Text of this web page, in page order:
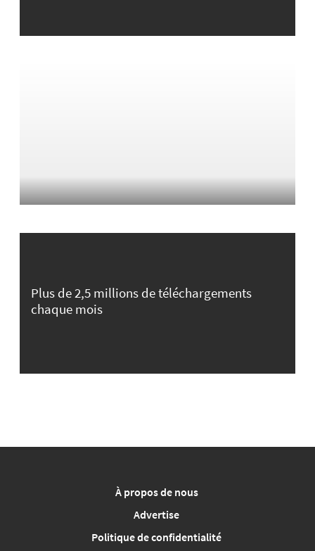
Plus de 2,5 millions de téléchargements
chaque mois
À propos de nous
Advertise
Politique de confidentialité